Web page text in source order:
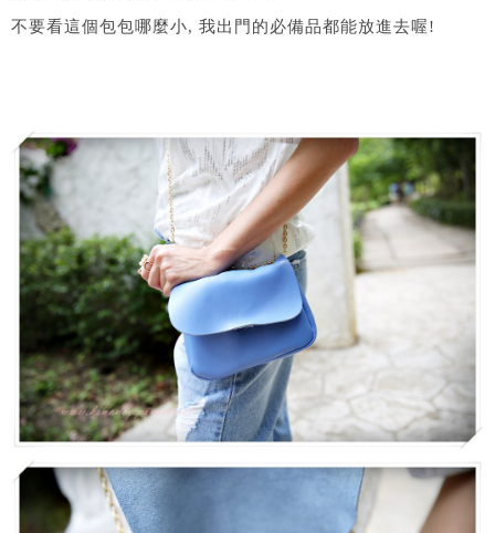
不要看這個包包哪麼小, 我出門的必備品都能放進去喔!